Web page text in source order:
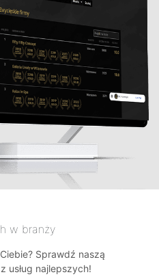
w branży
Sprawdź naszą
usług najlepszych!